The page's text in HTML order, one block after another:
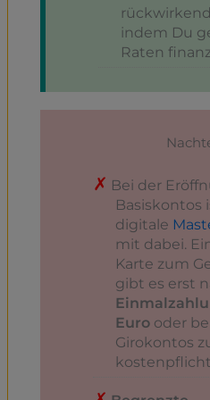
indem Du
Raten
Bei der
Basiskontos
digitale
mit dabei.
Karte zum
gibt es erst
Euro oder
Girokontos